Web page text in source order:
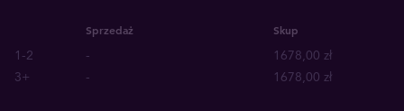
Sprzedaż Skup
1-2 -
1678,00 zł
3+
- 1678,00 zł